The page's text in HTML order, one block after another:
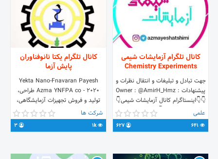
کانال تلگرام آزمایشات شیمی
Chemistry Experiments
جهت تبادل و تبلیغات و انتقال نظرات و
پیشنهادات : Owner : @AmirH_Hmz
👇👇اینستاگرام کانال آزمایشات شیمی👇
instagram.com/azmayeshatshimi
#با_تشکر_از_تمامی_منابع_وب_شیمی
علمی
کانال تلگرام یکتا نانوفناوران
پایش آزما
Yekta Nano-Fnavaran Payesh
Azma YNFPA co - 2020 طراحی،
تولید و فروش تجهیزات آزمایشگاهی،
الکترونیکی، پزشکی، پتروشیمی و صنعتی
@ghadim68 @KIANHASANZADE
09058182487 09128627545
شرکت ها
1k